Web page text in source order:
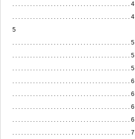
. . . . . . . . . . . . . . . . . . . . . . . . . . . . . . . . . . . . . . . . 4
. . . . . . . . . . . . . . . . . . . . . . . . . . . . . . . . . . . . . . . . 4
5
. . . . . . . . . . . . . . . . . . . . . . . . . . . . . . . . . . . . . . . . 5
. . . . . . . . . . . . . . . . . . . . . . . . . . . . . . . . . . . . . . . . 5
. . . . . . . . . . . . . . . . . . . . . . . . . . . . . . . . . . . . . . . . 5
. . . . . . . . . . . . . . . . . . . . . . . . . . . . . . . . . . . . . . . . 6
. . . . . . . . . . . . . . . . . . . . . . . . . . . . . . . . . . . . . . . . 6
. . . . . . . . . . . . . . . . . . . . . . . . . . . . . . . . . . . . . . . . 6
. . . . . . . . . . . . . . . . . . . . . . . . . . . . . . . . . . . . . . . . 6
. . . . . . . . . . . . . . . . . . . . . . . . . . . . . . . . . . . . . . . . 7